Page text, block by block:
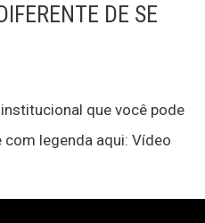
DE SE
que você pode
legenda aqui: Vídeo